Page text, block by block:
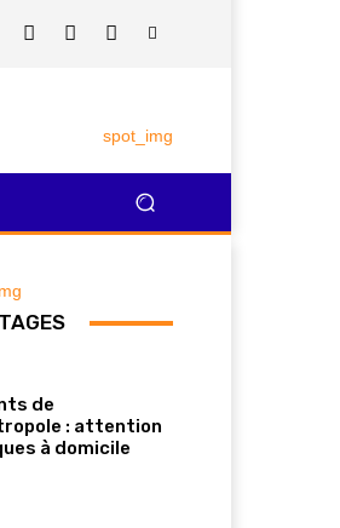
de
: attention
à domicile